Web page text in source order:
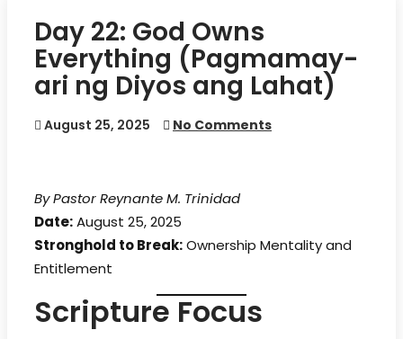
Day 22: God Owns
Everything (Pagmamay-
ari ng Diyos ang Lahat)
August 25, 2025 No Comments
By Pastor Reynante M. Trinidad
Date:August 25, 2025
Stronghold to Break:Ownership Mentality and
Entitlement
Scripture Focus